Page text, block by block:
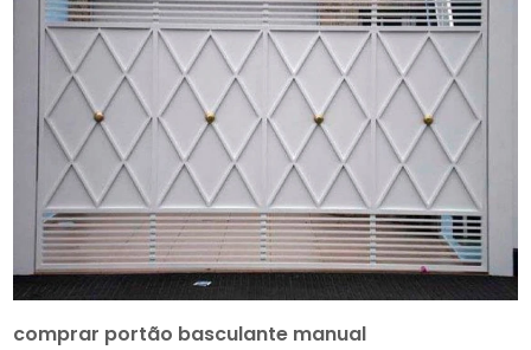
comprar portão basculante manual